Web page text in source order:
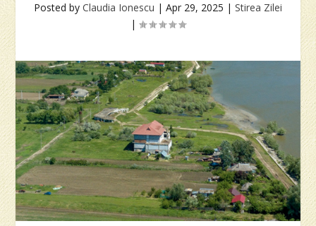
Posted by Claudia Ionescu | Apr 29, 2025 | Stirea Zilei
|